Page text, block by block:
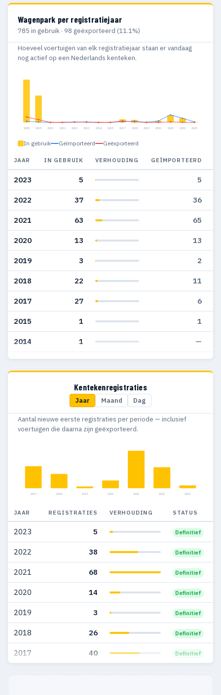
Wagenpark per registratiejaar
785 in gebruik · 98 geëxporteerd (11.1%)
Hoeveel voertuigen van elk registratiejaar staan er vandaag
nog actief op een Nederlands kenteken.
2008 2009 2010 2011 2012 2013 2014 2015 2017 2018 2019 2020 2021 2022 2023
In gebruik Geïmporteerd Geëxporteerd
JAAR IN GEBRUIK VERHOUDING GEÏMPORTEERD
2023 5 5
2022 37 36
2021 63 65
2020 13 13
2019 3 2
2018 22 11
2017 27 6
2015 1 1
2014 1 —
2013 3 5
1
2010 3
Kentekenregistraties
Jaar Maand Dag
Aantal nieuwe eerste registraties per periode — inclusief
voertuigen die daarna zijn geëxporteerd.
2017 2018 2019 2020 2021 2022 2023
JAAR REGISTRATIES VERHOUDING STATUS
2023 5 Definitief
2022 38 Definitief
2021 68 Definitief
2020 14 Definitief
2019 3 Definitief
2018 26 Definitief
2017 40 Definitief